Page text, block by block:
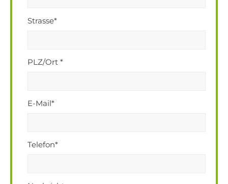
Strasse*
PLZ/Ort *
E-Mail*
Telefon*